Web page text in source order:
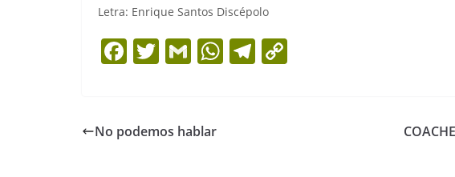
Letra: Enrique Santos Discépolo
F
e
T
er
G
l
W T
No podemos hablar